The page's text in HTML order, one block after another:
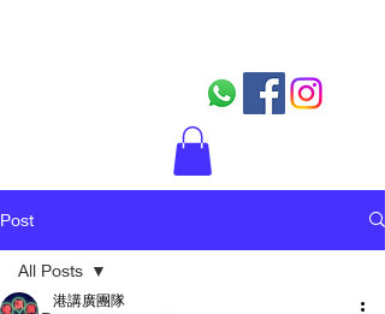
Post
All Posts
港講廣團隊